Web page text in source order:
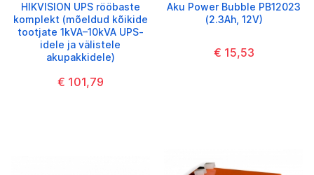
HIKVISION UPS rööbaste
komplekt (mõeldud kõikide
tootjate 1kVA–10kVA UPS-
idele ja välistele
akupakkidele)
€ 101,79
Aku Power Bubble PB12023
(2.3Ah, 12V)
€ 15,53